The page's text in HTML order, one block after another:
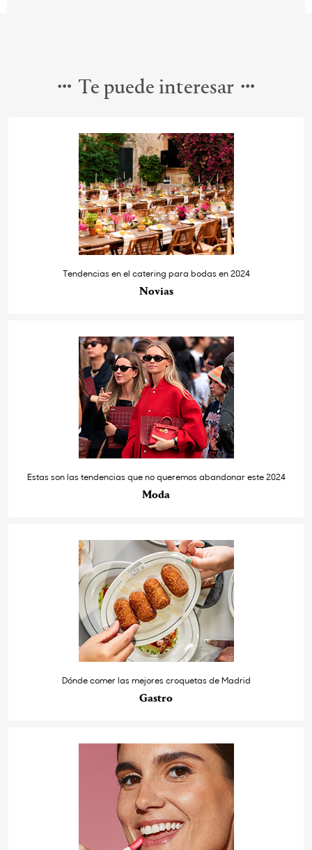
Te puede interesar
Tendencias en el catering para bodas en 2024
Novias
Estas son las tendencias que no queremos abandonar este 2024
Moda
Dónde comer las mejores croquetas de Madrid
Gastro